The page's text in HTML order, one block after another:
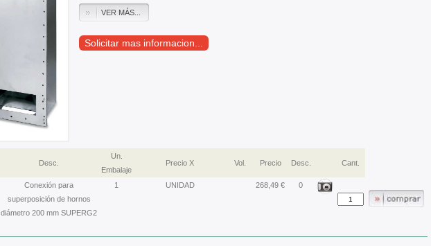
VER MÁS...
Solicitar mas informacion...
Desc.
Un.
Embalaje
Precio X Vol. Precio Desc. Cant.
Conexión para
superposición de hornos
diámetro 200 mm SUPERG2
1 UNIDAD 268,49 € 0